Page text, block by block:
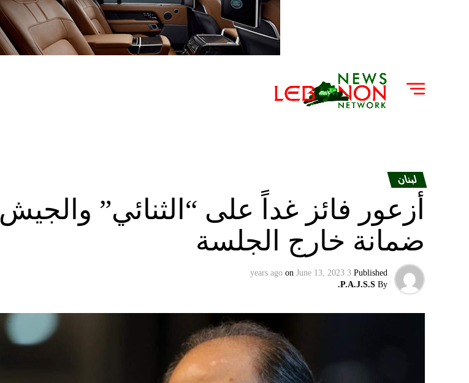
لبنان
أزعور فائز غداً على “الثنائي” والجيش
ضمانة خارج الجلسة
Published
3 years ago
on June 13, 2023
By
P.A.J.S.S.